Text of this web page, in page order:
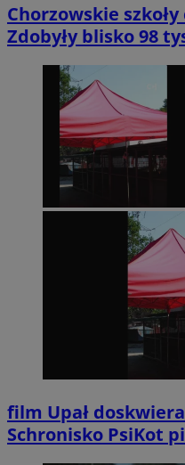
Chorzowskie
Zdobyły blisko 98
film Upał
Schronisko PsiKot